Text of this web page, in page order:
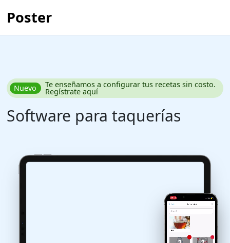
Poster
Nuevo Te enseñamos a configurar tus recetas sin costo.
Regístrate aquí
Software para taquerías